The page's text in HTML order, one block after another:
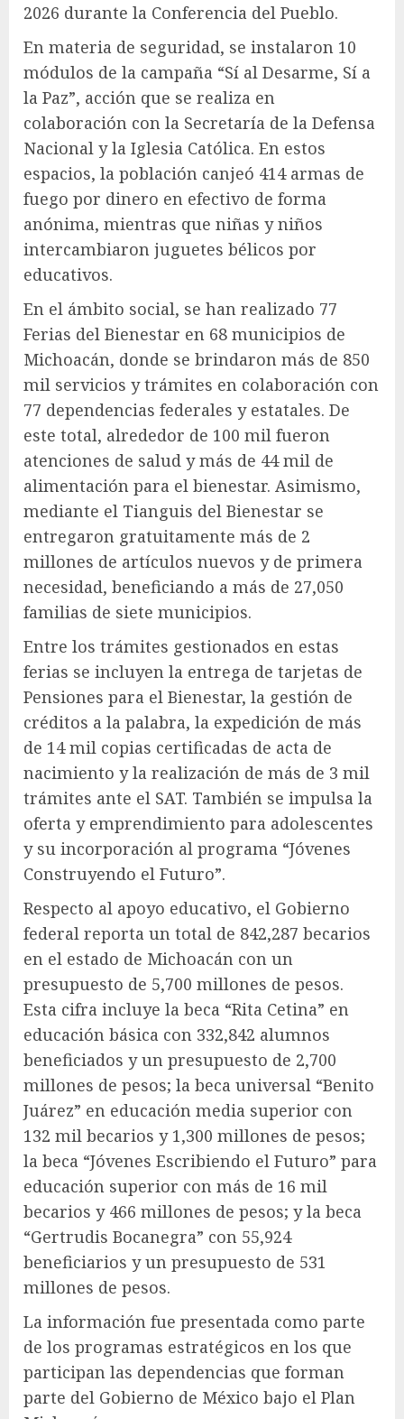
2026 durante la Conferencia del Pueblo.
En materia de seguridad, se instalaron 10
módulos de la campaña “Sí al Desarme, Sí a
la Paz”, acción que se realiza en
colaboración con la Secretaría de la Defensa
Nacional y la Iglesia Católica. En estos
espacios, la población canjeó 414 armas de
fuego por dinero en efectivo de forma
anónima, mientras que niñas y niños
intercambiaron juguetes bélicos por
educativos.
En el ámbito social, se han realizado 77
Ferias del Bienestar en 68 municipios de
Michoacán, donde se brindaron más de 850
mil servicios y trámites en colaboración con
77 dependencias federales y estatales. De
este total, alrededor de 100 mil fueron
atenciones de salud y más de 44 mil de
alimentación para el bienestar. Asimismo,
mediante el Tianguis del Bienestar se
entregaron gratuitamente más de 2
millones de artículos nuevos y de primera
necesidad, beneficiando a más de 27,050
familias de siete municipios.
Entre los trámites gestionados en estas
ferias se incluyen la entrega de tarjetas de
Pensiones para el Bienestar, la gestión de
créditos a la palabra, la expedición de más
de 14 mil copias certificadas de acta de
nacimiento y la realización de más de 3 mil
trámites ante el SAT. También se impulsa la
oferta y emprendimiento para adolescentes
y su incorporación al programa “Jóvenes
Construyendo el Futuro”.
Respecto al apoyo educativo, el Gobierno
federal reporta un total de 842,287 becarios
en el estado de Michoacán con un
presupuesto de 5,700 millones de pesos.
Esta cifra incluye la beca “Rita Cetina” en
educación básica con 332,842 alumnos
beneficiados y un presupuesto de 2,700
millones de pesos; la beca universal “Benito
Juárez” en educación media superior con
132 mil becarios y 1,300 millones de pesos;
la beca “Jóvenes Escribiendo el Futuro” para
educación superior con más de 16 mil
becarios y 466 millones de pesos; y la beca
“Gertrudis Bocanegra” con 55,924
beneficiarios y un presupuesto de 531
millones de pesos.
La información fue presentada como parte
de los programas estratégicos en los que
participan las dependencias que forman
parte del Gobierno de México bajo el Plan